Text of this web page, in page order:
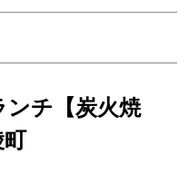
ンチ【炭火焼